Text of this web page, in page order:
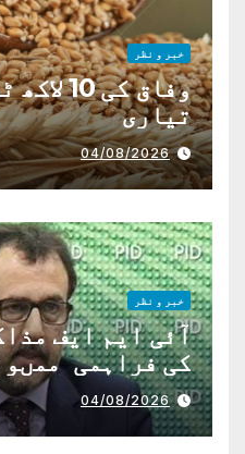
خبر و نظر
وفاق کی
تیاری
04/08/2026
خبر و نظر
آئی ایم ایف
کی فراہمی
04/08/2026